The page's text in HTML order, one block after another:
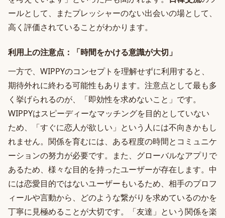
ールとして、またプレッシャーのない出会いの場として、
高く評価されていることがわかります。
利用上の注意点：「時間をかける意識が大切」
一方で、WIPPYのコンセプトを理解せずに利用すると、
期待外れに終わる可能性もあります。注意点として最も多
く挙げられるのが、「即効性を求めないこと」です。
WIPPYはスピーディーなマッチングを目的としていない
ため、「すぐに恋人が欲しい」という人には不向きかもし
れません。関係を育むには、ある程度の時間とコミュニケ
ーションの努力が必要です。また、グローバルなアプリで
あるため、様々な目的を持ったユーザーが存在します。中
には恋愛目的ではないユーザーもいるため、相手のプロフ
ィールや言動から、どのような繋がりを求めているのかを
丁寧に見極めることが大切です。「友達」という関係を楽